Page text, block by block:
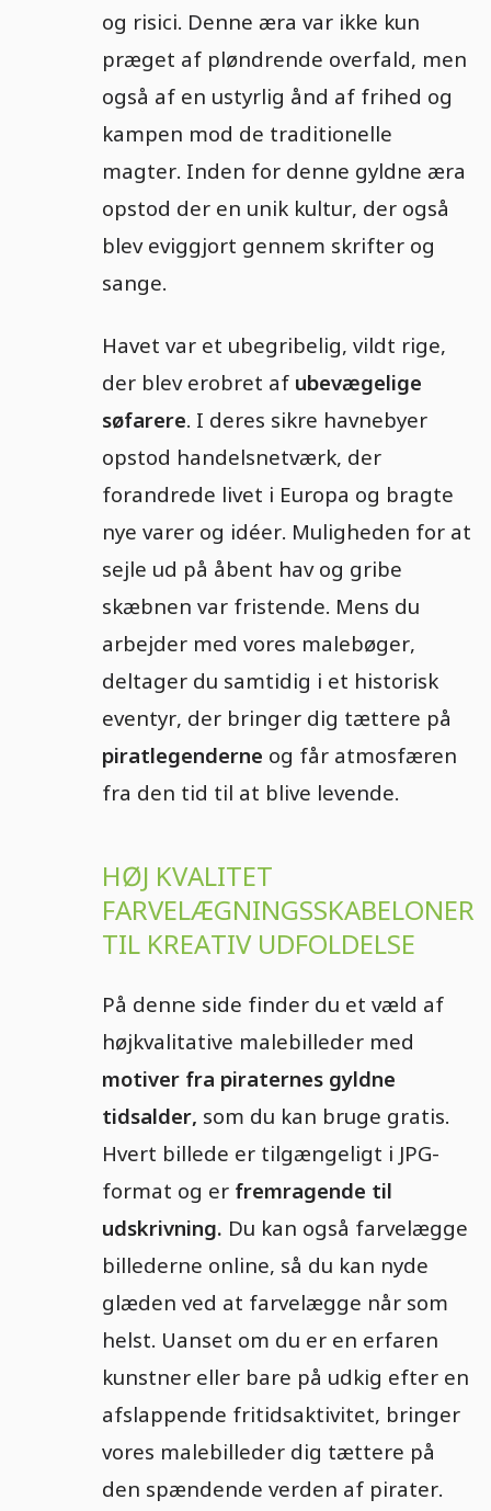
og risici. Denne æra var ikke kun
præget af pløndrende overfald, men
også af en ustyrlig ånd af frihed og
kampen mod de traditionelle
magter. Inden for denne gyldne æra
opstod der en unik kultur, der også
blev eviggjort gennem skrifter og
sange.
Havet var et ubegribelig, vildt rige,
der blev erobret af ubevægelige
søfarere. I deres sikre havnebyer
opstod handelsnetværk, der
forandrede livet i Europa og bragte
nye varer og idéer. Muligheden for at
sejle ud på åbent hav og gribe
skæbnen var fristende. Mens du
arbejder med vores malebøger,
deltager du samtidig i et historisk
eventyr, der bringer dig tættere på
piratlegenderne og får atmosfæren
fra den tid til at blive levende.
HØJ KVALITET
FARVELÆGNINGSSKABELONER
TIL KREATIV UDFOLDELSE
På denne side finder du et væld af
højkvalitative malebilleder med
motiver fra piraternes gyldne
tidsalder, som du kan bruge gratis.
Hvert billede er tilgængeligt i JPG-
format og er fremragende til
udskrivning. Du kan også farvelægge
billederne online, så du kan nyde
glæden ved at farvelægge når som
helst. Uanset om du er en erfaren
kunstner eller bare på udkig efter en
afslappende fritidsaktivitet, bringer
vores malebilleder dig tættere på
den spændende verden af pirater.